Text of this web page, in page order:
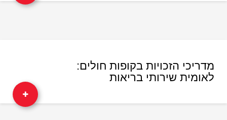
מדריכי הזכויות בקופות חולים:
לאומית שירותי בריאות